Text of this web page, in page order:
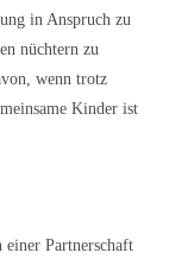
in Anspruch zu
nüchtern zu
wenn trotz
Kinder ist
einer Partnerschaft